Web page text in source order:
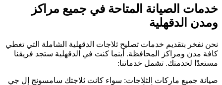
خدمات الصيانة المتاحة في جميع مراكز
ومدن الدقهلية
نحن نفخر بتقديم خدمات تصليح ثلاجات الدقهلية الشاملة التي تغطي
كافة مدن ومراكز المحافظة. أينما كنت في الدقهلية ستجد فريقنا
مستعدًا لخدمتك. تشمل خدماتنا:
صيانة جميع ماركات الثلاجات: سواء كانت ثلاجتك سامسونج إل جي